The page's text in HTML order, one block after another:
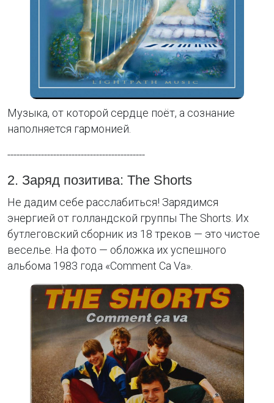
Музыка, от которой сердце поёт, а сознание
наполняется гармонией.
---------------------------------------------
2. Заряд позитива: The Shorts
Не дадим себе расслабиться! Зарядимся
энергией от голландской группы The Shorts. Их
бутлеговский сборник из 18 треков — это чистое
веселье. На фото — обложка их успешного
альбома 1983 года «Comment Ca Va».